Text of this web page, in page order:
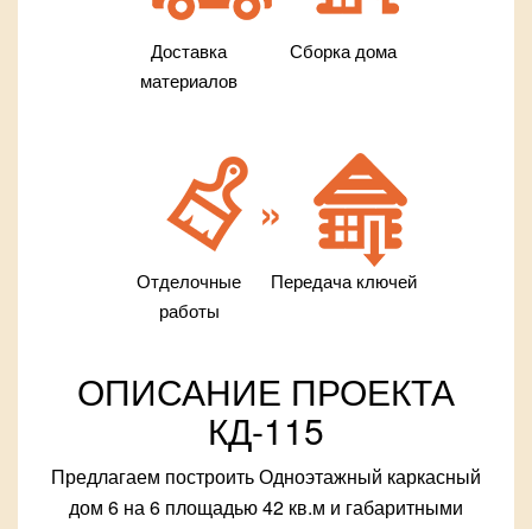
Доставка
материалов
Сборка дома
Отделочные
работы
Передача ключей
ОПИСАНИЕ ПРОЕКТА
КД-115
Предлагаем построить Одноэтажный каркасный
дом 6 на 6 площадью 42 кв.м и габаритными